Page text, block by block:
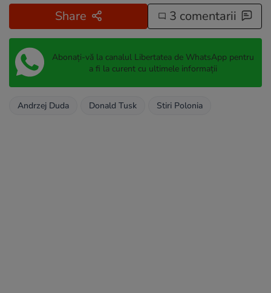
Share 3 comentarii
Abonați-vă la canalul Libertatea de WhatsApp pentru
a fi la curent cu ultimele informații
Andrzej Duda Donald Tusk Stiri Polonia